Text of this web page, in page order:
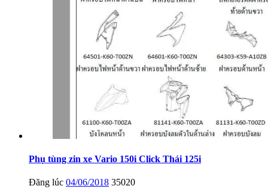
Phụ tùng zin xe Vario 150i Click Thái 125i
Đăng lúc 04/06/2018 35020